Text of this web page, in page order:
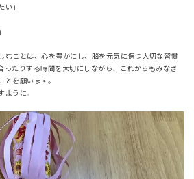
い」
むことは、心を豊かにし、脳を元気に保つ大切な習慣
ったりする時間を大切にしながら、これからもみなさ
を願います。
うに。